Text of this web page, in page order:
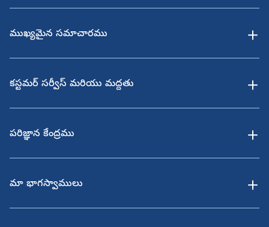
ముఖ్యమైన సమాచారము
కస్టమర్ సర్వీస్ మరియు మద్దతు
పరిజ్ఞాన కేంద్రము
మా భాగస్వాములు